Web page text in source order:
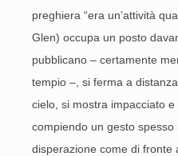
preghiera “era un’attività
Glen) occupa un posto
pubblicano – certamente
tempio –, si ferma a
cielo, si mostra impacciato
compiendo un gesto
disperazione come di fronte